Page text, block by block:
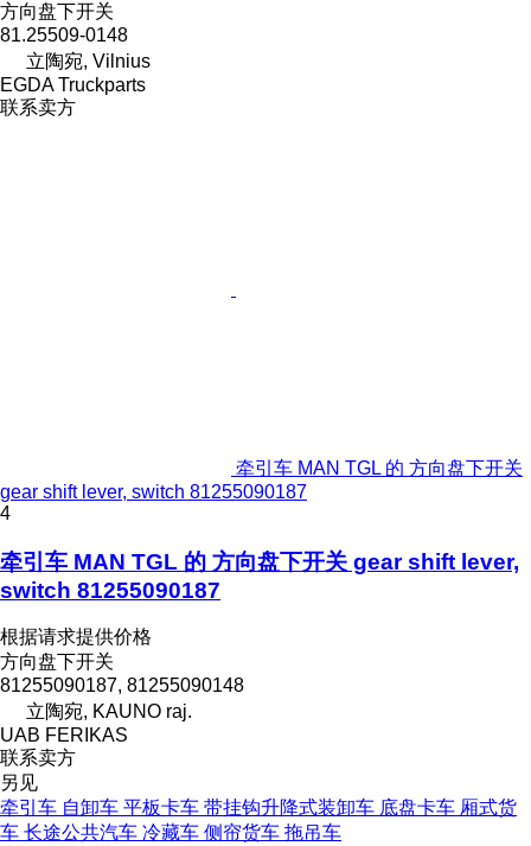
方向盘下开关
81.25509-0148
立陶宛, Vilnius
EGDA Truckparts
联系卖方
牵引车 MAN TGL 的 方向盘下开关
gear shift lever, switch 81255090187
4
牵引车 MAN TGL 的 方向盘下开关 gear shift lever,
switch 81255090187
根据请求提供价格
方向盘下开关
81255090187, 81255090148
立陶宛, KAUNO raj.
UAB FERIKAS
联系卖方
另见
牵引车 自卸车 平板卡车 带挂钩升降式装卸车 底盘卡车 厢式货
车 长途公共汽车 冷藏车 侧帘货车 拖吊车